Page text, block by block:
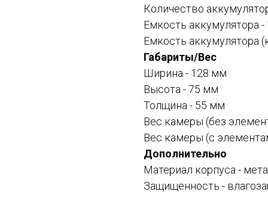
Количество
Емкость аккумулятора -
Емкость аккумулятора
Габариты/Вес
Ширина - 128 мм
Высота - 75 мм
Толщина - 55 мм
Вес камеры (без
Вес камеры (с
Дополнительно
Материал корпуса -
Защищенность -